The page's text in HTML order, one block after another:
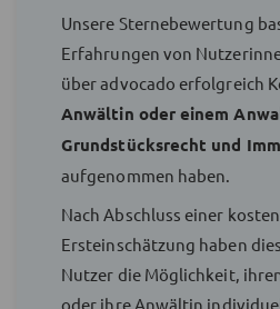
Unsere Sternebewertung
Erfahrungen von
über advocado erfolgreich
Anwältin oder einem
Grundstücksrecht und
aufgenommen haben.
Nach Abschluss einer
Ersteinschätzung haben
Nutzer die Möglichkeit,
oder ihre Anwältin